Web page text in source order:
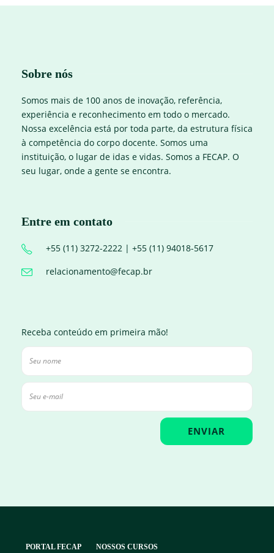
Sobre nós
Somos mais de 100 anos de inovação, referência,
experiência e reconhecimento em todo o mercado.
Nossa excelência está por toda parte, da estrutura física
à competência do corpo docente. Somos uma
instituição, o lugar de idas e vidas. Somos a FECAP. O
seu lugar, onde a gente se encontra.
Entre em contato
+55 (11) 3272-2222 | +55 (11) 94018-5617
relacionamento@fecap.br
Receba conteúdo em primeira mão!
PORTAL FECAP NOSSOS CURSOS